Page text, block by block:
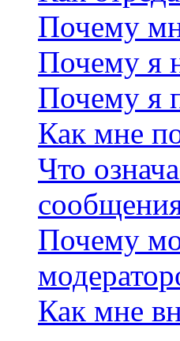
Почему
Почему я
Почему я
Как мне
Что
Почему
Как мне